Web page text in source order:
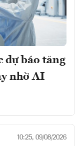
dự báo tăng
nhờ AI
10:25, 09/08/2026